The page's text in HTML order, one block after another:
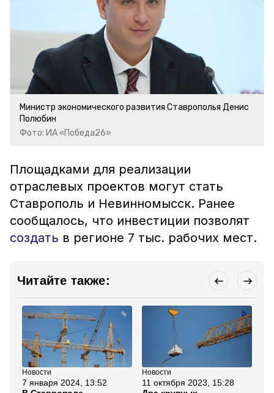
Министр экономического развития Ставрополья Денис
Полюбин
Фото: ИА «Победа26»
Площадками для реализации
отраслевых проектов могут стать
Ставрополь и Невинномысск. Ранее
сообщалось, что инвестиции позволят
создать в регионе 7 тыс. рабочих мест.
Читайте также:
Новости
7 января 2024, 13:52
Новости
11 октября 2023, 15:28